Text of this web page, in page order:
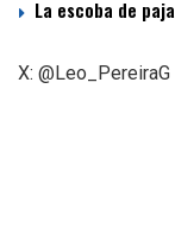
La escoba de paja
X: @Leo_PereiraG